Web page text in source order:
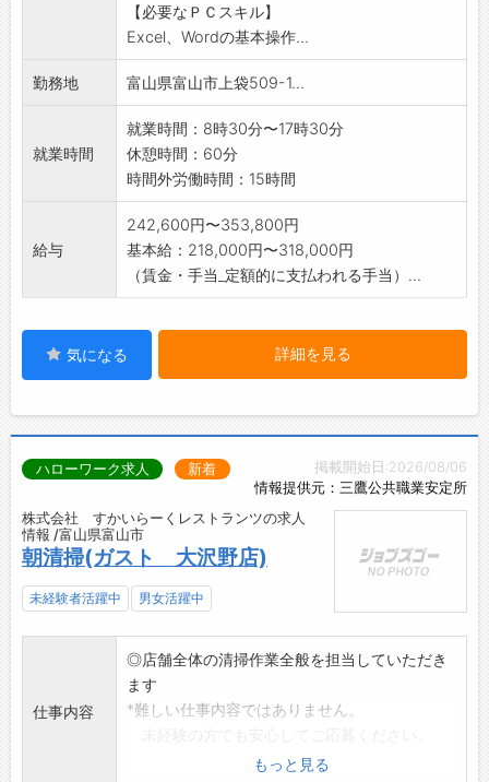
OJTで徐々に業務をお教えしますので、未経
験でも安心です。
機械いじりが好きな方にもぴったり☆
*既存のお客様のフォローを軸に信頼関係を深め
<主なお仕事>
・お客様からの問い合わせへの技術的な提案営
業、機械の据付、納
品対応、アフターサービス(点検・修理・メン
テナンス)等
【必要なＰＣスキル】
Excel、Wordの基本操作...
勤務地 富山県富山市上袋509-1...
就業時間
就業時間：8時30分〜17時30分
休憩時間：60分
時間外労働時間：15時間
給与
242,600円〜353,800円
基本給：218,000円〜318,000円
（賃金・手当_定額的に支払われる手当）...
気になる 詳細を見る
掲載開始日:2026/08/06
情報提供元：三鷹公共職業安定所
ハローワーク求人 新着
株式会社 すかいらーくレストランツの求人
情報 /富山県富山市
朝清掃(ガスト 大沢野店)
未経験者活躍中 男女活躍中
仕事内容
◎店舗全体の清掃作業全般を担当していただき
ます
*難しい仕事内容ではありません。
*勤務日はご相談ください。
もっと見る